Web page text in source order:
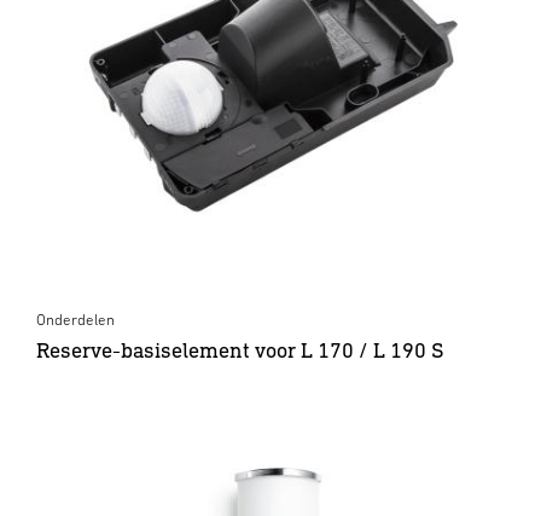
Onderdelen
Reserve-basiselement voor L 170 / L 190 S